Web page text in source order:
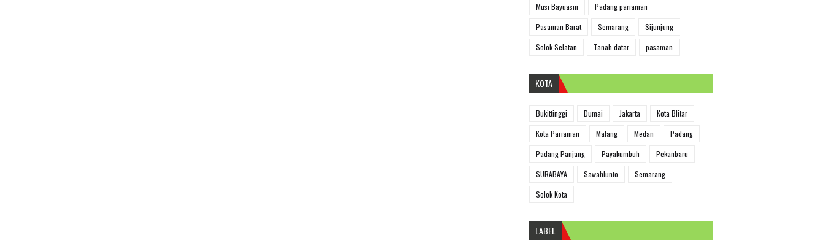
Musi Bayuasin
Padang pariaman
Pasaman Barat
Semarang
Sijunjung
Solok Selatan
Tanah datar pasaman
KOTA
Bukittinggi Dumai Jakarta
Kota Blitar
Kota Pariaman
Malang Medan
Padang
Padang Panjang
Payakumbuh
Pekanbaru
SURABAYA
Sawahlunto
Semarang
Solok Kota
LABEL